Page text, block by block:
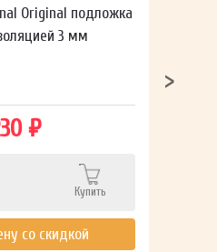
Original подложка
3 мм
₽
Купить
со скидкой